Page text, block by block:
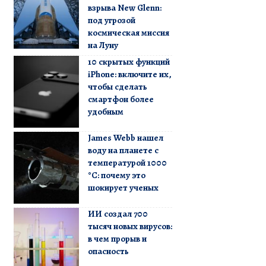
взрыва New Glenn:
под угрозой
космическая миссия
на Луну
10 скрытых функций
iPhone: включите их,
чтобы сделать
смартфон более
удобным
James Webb нашел
воду на планете с
температурой 1000
°C: почему это
шокирует ученых
ИИ создал 700
тысяч новых вирусов:
в чем прорыв и
опасность